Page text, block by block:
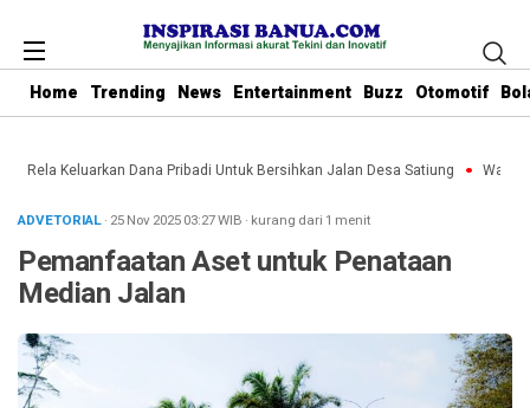
Home Trending News Entertainment Buzz Otomotif
Rela Keluarkan Dana Pribadi Untuk Bersihkan Jalan Desa Satiung Waket
ADVETORIAL· 25 Nov 202503:27WIB · kurang dari 1 menit
Pemanfaatan Aset untuk Penataan
Median Jalan